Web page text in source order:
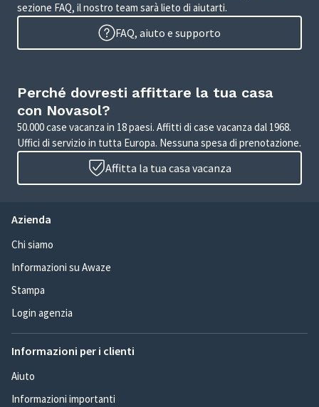
sezione FAQ, il nostro team sarà lieto di aiutarti.
FAQ, aiuto e supporto
Perché dovresti affittare la tua casa
con Novasol?
50.000 case vacanza in 18 paesi. Affitti di case vacanza dal 1968.
Uffici di servizio in tutta Europa. Nessuna spesa di prenotazione.
Affitta la tua casa vacanza
Azienda
Chi siamo
Informazioni su Awaze
Stampa
Login agenzia
Informazioni per i clienti
Aiuto
Informazioni importanti